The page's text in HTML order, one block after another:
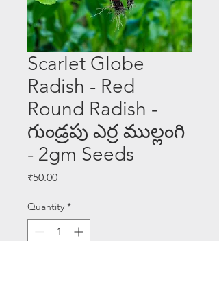
Scarlet Globe
Radish - Red
Round Radish -
గుండ్రపు ఎర్ర ముల్లంగి
- 2gm Seeds
₹50.00Price
Quantity *